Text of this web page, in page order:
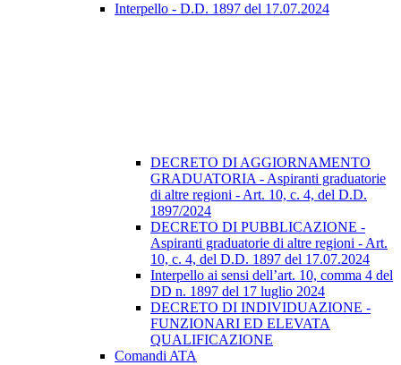
Interpello - D.D. 1897 del 17.07.2024
DECRETO DI AGGIORNAMENTO
GRADUATORIA - Aspiranti graduatorie
di altre regioni - Art. 10, c. 4, del D.D.
1897/2024
DECRETO DI PUBBLICAZIONE -
Aspiranti graduatorie di altre regioni - Art.
10, c. 4, del D.D. 1897 del 17.07.2024
Interpello ai sensi dell’art. 10, comma 4 del
DD n. 1897 del 17 luglio 2024
DECRETO DI INDIVIDUAZIONE -
FUNZIONARI ED ELEVATA
QUALIFICAZIONE
Comandi ATA